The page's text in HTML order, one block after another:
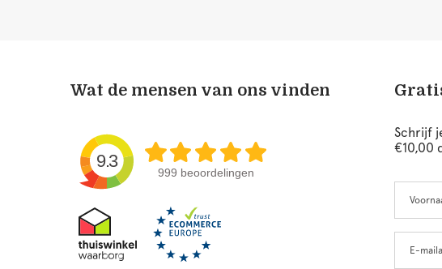
Wat de mensen van ons vinden
9.3
999 beoordelingen
Schrijf
€10,00
this
field
blank